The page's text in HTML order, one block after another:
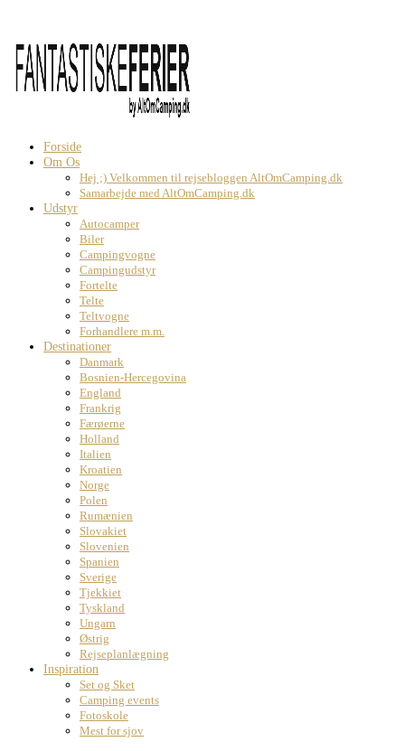
Forside
Om Os
Hej ;) Velkommen til rejsebloggen AltOmCamping.dk
Samarbejde med AltOmCamping.dk
Udstyr
Autocamper
Biler
Campingvogne
Campingudstyr
Fortelte
Telte
Teltvogne
Forhandlere m.m.
Destinationer
Danmark
Bosnien-Hercegovina
England
Frankrig
Færøerne
Holland
Italien
Kroatien
Norge
Polen
Rumænien
Slovakiet
Slovenien
Spanien
Sverige
Tjekkiet
Tyskland
Ungarn
Østrig
Rejseplanlægning
Inspiration
Set og Sket
Camping events
Fotoskole
Mest for sjov